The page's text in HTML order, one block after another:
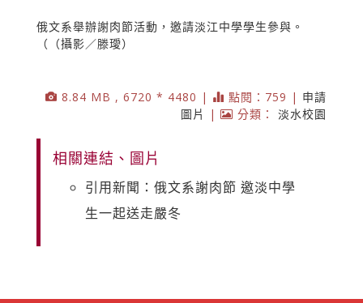
俄文系舉辦謝肉節活動，邀請淡江中學學生參與。
（（攝影／滕璦）
8.84 MB , 6720 * 4480 | 點閱：759 | 申請
圖片
| 分類： 淡水校園
相關連結、圖片
引用新聞：俄文系謝肉節 邀淡中學
生一起送走嚴冬